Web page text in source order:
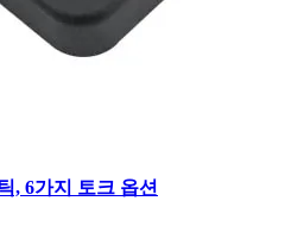
, 6가지 토크 옵션